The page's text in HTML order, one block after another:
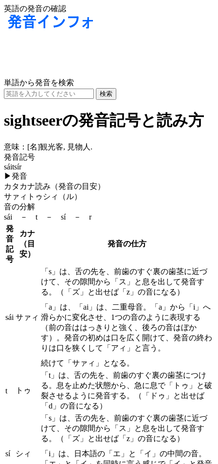
英語の発音の確認
単語から発音を検索
sightseerの発音記号と読み方
意味： [名]観光客, 見物人.
発音記号
sáitsír
▶発音
カタカナ読み（発音の目安）
サァィトゥシィ（ル）
音の分解
sái － t － sí － r
発
音
記
号
カナ
（目
安）
発音の仕方
sái サァィ
「s」は、舌の先を、前歯のすぐ裏の歯茎に近づ
けて、その隙間から「ス」と息を出して発音す
る。（「ズ」と出せば「z」の音になる）
「a」は、「ai」は、二重母音。「a」から「i」へ
滑らかに変化させ、1つの音のように表現する
（前の音ははっきりと強く、後ろの音はぼか
す）。発音の初めは口を広く開けて、発音の終わ
りは口を狭くして「アィ」と言う。
続けて「サァィ」となる。
t トゥ
「t」は、舌の先を、前歯のすぐ裏の歯茎につけ
る。息を止めた状態から、急に息で「トゥ」と破
裂させるように発音する。（「ドゥ」と出せば
「d」の音になる）
sí シィ
「s」は、舌の先を、前歯のすぐ裏の歯茎に近づ
けて、その隙間から「ス」と息を出して発音す
る。（「ズ」と出せば「z」の音になる）
「i」は、日本語の「エ」と「イ」の中間の音。